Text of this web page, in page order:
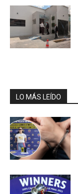
LO MÁS LEÍDO